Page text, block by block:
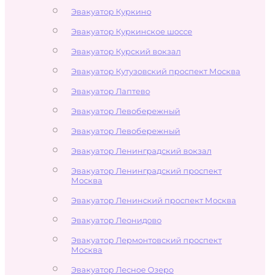
Эвакуатор Куркино
Эвакуатор Куркинское шоссе
Эвакуатор Курский вокзал
Эвакуатор Кутузовский проспект Москва
Эвакуатор Лаптево
Эвакуатор Левобережный
Эвакуатор Левобережный
Эвакуатор Ленинградский вокзал
Эвакуатор Ленинградский проспект
Москва
Эвакуатор Ленинский проспект Москва
Эвакуатор Леонидово
Эвакуатор Лермонтовский проспект
Москва
Эвакуатор Лесное Озеро